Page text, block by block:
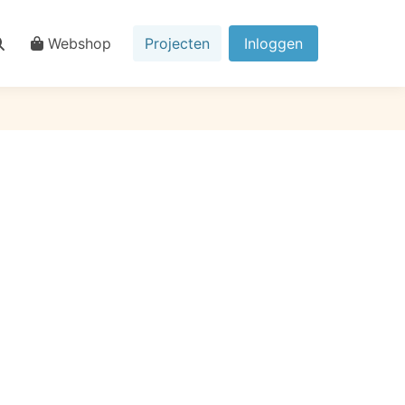
Webshop Projecten Inloggen